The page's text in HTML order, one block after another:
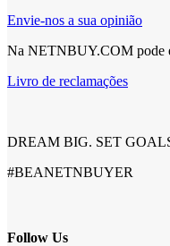
Envie-nos a sua opinião
Na NETNBUY.COM pode
Livro de reclamações
DREAM BIG. SET
#BEANETNBUYER
Follow Us